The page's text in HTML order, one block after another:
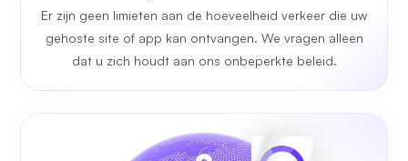
Er zijn geen limieten aan de hoeveelheid verkeer die uw
gehoste site of app kan ontvangen. We vragen alleen
dat u zich houdt aan ons onbeperkte beleid.